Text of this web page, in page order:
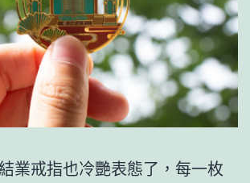
業戒指也冷艷表態了，每一枚